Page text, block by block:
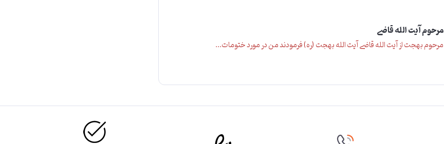
مرحوم آیت الله قاضی
مرحوم بهجت از آیت الله قاضی آیت الله بهجت (ره) فرمودند من در مورد ختومات...